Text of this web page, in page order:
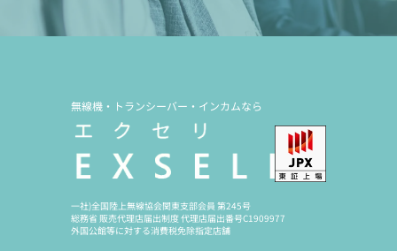
無線機・トランシーバー・インカムなら
一社)全国陸上無線協会関東支部会員 第245号
総務省 販売代理店届出制度 代理店届出番号C1909977
外国公館等に対する消費税免除指定店舗